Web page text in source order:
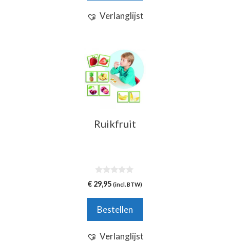
Verlanglijst
Ruikfruit
0
v
5
€ 29,95 (incl. BTW)
Bestellen
Verlanglijst